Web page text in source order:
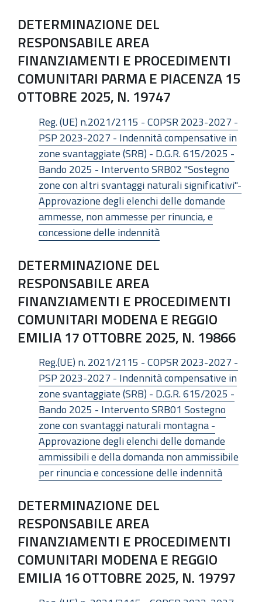
DETERMINAZIONE DEL
RESPONSABILE AREA
FINANZIAMENTI E PROCEDIMENTI
COMUNITARI PARMA E PIACENZA 15
OTTOBRE 2025, N. 19747
Reg. (UE) n.2021/2115 - COPSR 2023-2027 -
PSP 2023-2027 - Indennità compensative in
zone svantaggiate (SRB) - D.G.R. 615/2025 -
Bando 2025 - Intervento SRB02 "Sostegno
zone con altri svantaggi naturali significativi"-
Approvazione degli elenchi delle domande
ammesse, non ammesse per rinuncia, e
concessione delle indennità
DETERMINAZIONE DEL
RESPONSABILE AREA
FINANZIAMENTI E PROCEDIMENTI
COMUNITARI MODENA E REGGIO
EMILIA 17 OTTOBRE 2025, N. 19866
Reg.(UE) n. 2021/2115 - COPSR 2023-2027 -
PSP 2023-2027 - Indennità compensative in
zone svantaggiate (SRB) - D.G.R. 615/2025 -
Bando 2025 - Intervento SRB01 Sostegno
zone con svantaggi naturali montagna -
Approvazione degli elenchi delle domande
ammissibili e della domanda non ammissibile
per rinuncia e concessione delle indennità
DETERMINAZIONE DEL
RESPONSABILE AREA
FINANZIAMENTI E PROCEDIMENTI
COMUNITARI MODENA E REGGIO
EMILIA 16 OTTOBRE 2025, N. 19797